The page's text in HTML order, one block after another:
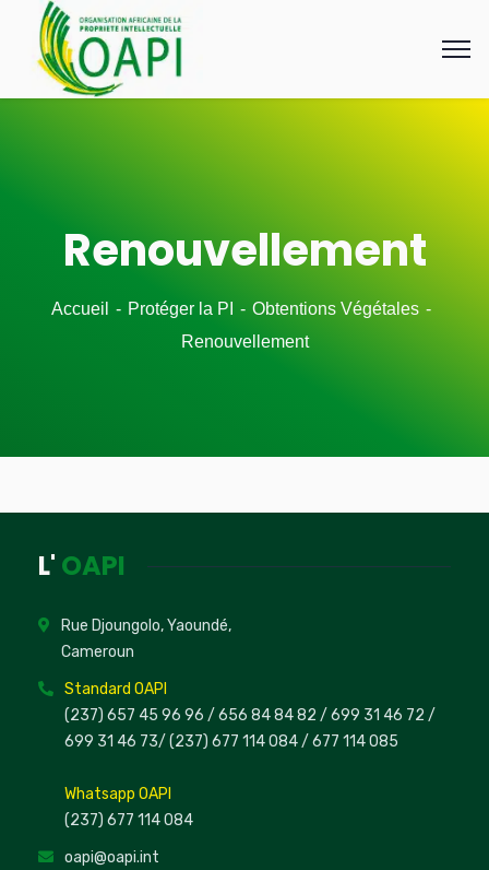
Renouvellement
Accueil Protéger la PI
Obtentions Végétales
Renouvellement
L' OAPI
Rue Djoungolo, Yaoundé,
Cameroun
Standard OAPI
(237) 657 45 96 96 / 656 84 84 82 / 699 31 46 72 /
699 31 46 73/ (237) 677 114 084 / 677 114 085
Whatsapp OAPI
(237) 677 114 084
oapi@oapi.int